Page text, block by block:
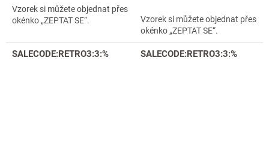
hviezdičiek.
Vzorek si můžete objednat přes
okénko „ZEPTAT SE“.
Vzorek si můžete objednat přes
okénko „ZEPTAT SE“.
SALECODE:RETRO3:3:% SALECODE:RETRO3:3:%